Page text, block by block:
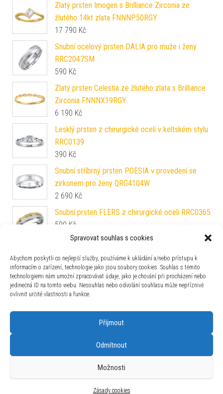
Spravovat souhlas s cookies
Abychom poskytli co nejlepší služby, používáme k ukládání a/nebo přístupu k
informacím o zařízení, technologie jako jsou soubory cookies. Souhlas s těmito
technologiemi nám umožní zpracovávat údaje, jako je chování při procházení nebo
jedinečná ID na tomto webu. Nesouhlas nebo odvolání souhlasu může nepříznivě
ovlivnit určité vlastnosti a funkce.
Příjmout
Odmítnout
Možnosti
Zásady cookies
Zlatý prsten Imogen s Brilliance Zirconia ze
žlutého 14kt zlata FNNNP50RGY
17 790 Kč
Snubní ocelový prsten DALIA pro muže i ženy
RRC2047SM
590 Kč
Zlatý prsten Celestia ze žlutého zlata s Brilliance
Zirconia FNNNX19RGY
6 190 Kč
Lesklý prsten z chirurgické oceli v keltském stylu
RRC0139
390 Kč
Snubní stříbrný prsten POESIA v provedení se
zirkonem pro ženy QRG4104W
2 690 Kč
Snubní prsten FLERS z chirurgické oceli RRC0365
590 Kč
SILVEGOB25021
1 190 Kč
Snubní stříbrný prsten Glowie pozlacený růžovým
Používáme WordPress (v češtině).